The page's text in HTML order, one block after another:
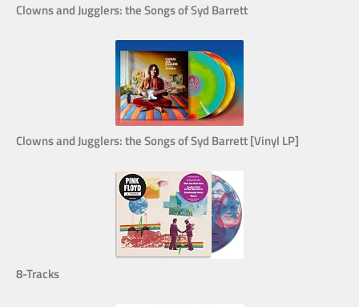
Clowns and Jugglers: the Songs of Syd Barrett
Clowns and Jugglers: the Songs of Syd Barrett [Vinyl LP]
8-Tracks